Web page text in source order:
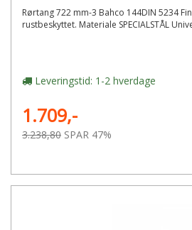
Rørtang 722 mm-3 Bahco 144DIN 5234
rustbeskyttet. Materiale SPECIALSTÅL
Leveringstid: 1-2 hverdage
1.709,-
3.238,80 SPAR 47%